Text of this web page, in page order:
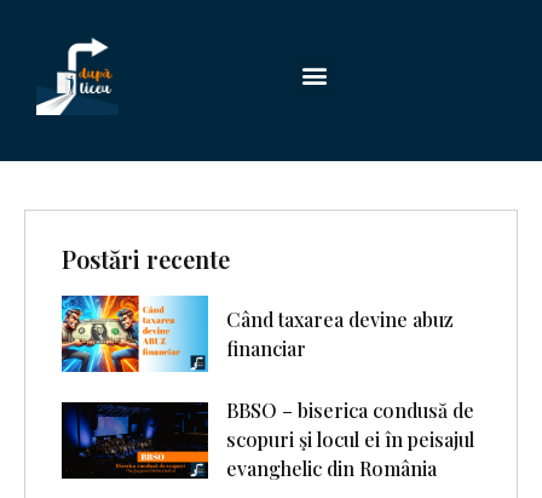
Postări recente
Când taxarea devine abuz
financiar
BBSO – biserica condusă de
scopuri şi locul ei în peisajul
evanghelic din România